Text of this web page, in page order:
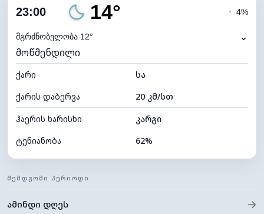
ღრუბლიანობა
ნამის წერტილი
ხილვადობა
განათების ინდექსი 0 (ბნელი)
ღრუბლის სიმაღლე 11600 მ
23:00 14°
მგრძნობელობა 12°
◔ 4%
⌄
მოწმენდილი
ქარი
სა
ქარის დაბერვა
20 კმ/სთ
ჰაერის ხარისხი
კარგი
ტენიანობა
62%
ღრუბლიანობა
ნამის წერტილი
ᲨᲔᲛᲓᲒᲝᲛᲘ ᲞᲔᲠᲘᲝᲓᲘ
ამინდი დღეს →